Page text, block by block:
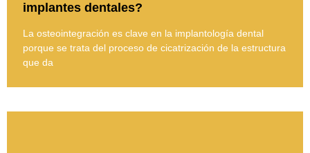
implantes dentales?
La osteointegración es clave en la implantología dental
porque se trata del proceso de cicatrización de la estructura
que da